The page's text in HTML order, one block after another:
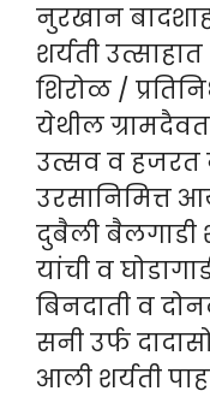
नुरखान
शर्यती उत्साहात
शिरोळ /
येथील
उत्सव व हजरत
उरसानिमित्त
दुबैली
यांची व
बिनदाती व
सनी उर्फ
आली शर्यती